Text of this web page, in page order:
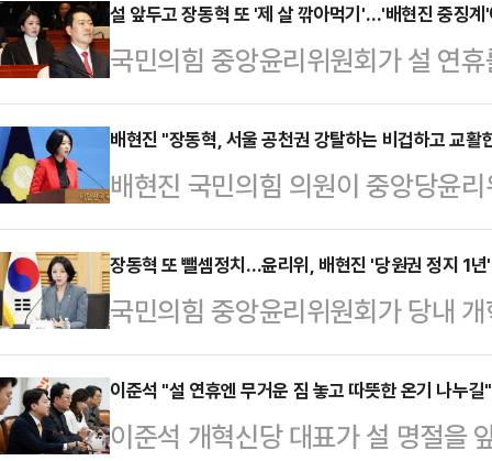
53.97%를 얻어, 42.44%를 얻은
고, 21대 대선에는 이재명 대통령
의 국민의힘 소속 김문수 후보를
시 3개 선거구(갑·을·병) 중 2곳(을
'찐명'(진짜 이재명 대통령의 측근)
설 앞두고 장동혁 또 '제 살 깎아먹기'…'배현진 중징
국민의힘 중앙윤리위원회가 설 연
년 정지라는 중징계를 내리면서 장
당내 비판이 거세지고 있다. 친한계
한 당내 갈등을 예고했다. 뿐만 아
면서 장 대표 리더십이 격심하게 흔
위는 13일 배현진 의원을 향해 당
리위는 지난달 25일 배 의원이 본
의 가족사진을 …
배현진 "장동혁, 서울 공천권 강탈하는 비겁하고 교활
배현진 국민의힘 의원이 중앙당윤
를 받은 데 대해 "장동혁 지도부는
을 강탈하는 비겁하고 교활한 선택
후 국회에서 기자회견을 열어 "예
같이 말했다.앞서 당 윤리위는 이날
를 결정했다. 징계가 확정되면 배
권은 강탈된다.배 의원은 "장동혁
장동혁 또 뺄셈정치…윤리위, 배현진 '당원권 정지 1년
국민의힘 중앙윤리위원회가 당내
적인 목소리를 지속적으로 내온 배
를 내렸다. 이에 배 의원은 서울시
박탈될 것으로 보인다.중앙윤리위
이준석 "설 연휴엔 무거운 짐 놓고 따뜻한 온기 나누길"
이준석 개혁신당 대표가 설 명절을